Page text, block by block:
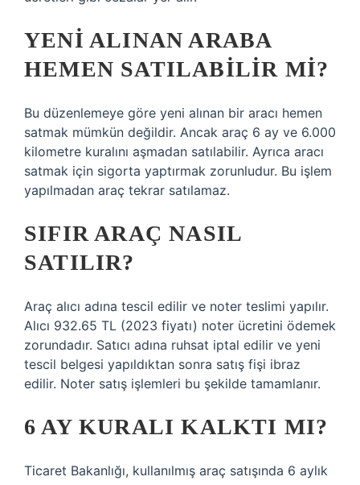
YENI ALINAN ARABA
HEMEN SATILABILIR MI?
Bu düzenlemeye göre yeni alınan bir aracı hemen
satmak mümkün değildir. Ancak araç 6 ay ve 6.000
kilometre kuralını aşmadan satılabilir. Ayrıca aracı
satmak için sigorta yaptırmak zorunludur. Bu işlem
yapılmadan araç tekrar satılamaz.
SIFIR ARAÇ NASIL
SATILIR?
Araç alıcı adına tescil edilir ve noter teslimi yapılır.
Alıcı 932.65 TL (2023 fiyatı) noter ücretini ödemek
zorundadır. Satıcı adına ruhsat iptal edilir ve yeni
tescil belgesi yapıldıktan sonra satış fişi ibraz
edilir. Noter satış işlemleri bu şekilde tamamlanır.
6 AY KURALI KALKTI MI?
Ticaret Bakanlığı, kullanılmış araç satışında 6 aylık